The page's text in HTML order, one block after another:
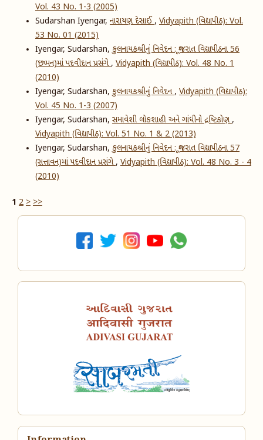
Vol. 43 No. 1-3 (2005)
Sudarshan Iyengar, નારાયણ દેસાઈ, Vidyapith (વિદ્યાપીઠ): Vol.
53 No. 01 (2015)
Iyengar, Sudarshan,કુલનાયકશ્રીનું નિવેદન : ગૂજરાત વિદ્યાપીઠના 56
(છપ્પન)માં પદવીદાન પ્રસંગે, Vidyapith (વિદ્યાપીઠ): Vol. 48 No. 1
(2010)
Iyengar, Sudarshan,કુલનાયકશ્રીનું નિવેદન, Vidyapith (વિદ્યાપીઠ):
Vol. 45 No. 1-3 (2007)
Iyengar, Sudarshan, સમાવેશી લોકશાહી અને ગાંધીનો દ્રષ્ટિકોણ,
Vidyapith (વિદ્યાપીઠ): Vol. 51 No. 1 & 2 (2013)
Iyengar, Sudarshan,કુલનાયકશ્રીનું નિવેદન : ગૂજરાત વિદ્યાપીઠના 57
(સત્તાવન)માં પદવીદાન પ્રસંગે, Vidyapith (વિદ્યાપીઠ): Vol. 48 No. 3 - 4
(2010)
1 2 > >>